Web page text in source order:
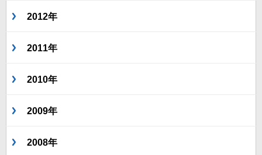
2012年
2011年
2010年
2009年
2008年